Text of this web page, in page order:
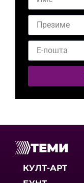
ТЕМИ
КУЛТ-АРТ